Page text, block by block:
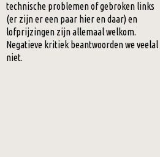
technische problemen of gebroken links
(er zijn er een paar hier en daar) en
lofprijzingen zijn allemaal welkom.
Negatieve kritiek beantwoorden we veelal
niet.